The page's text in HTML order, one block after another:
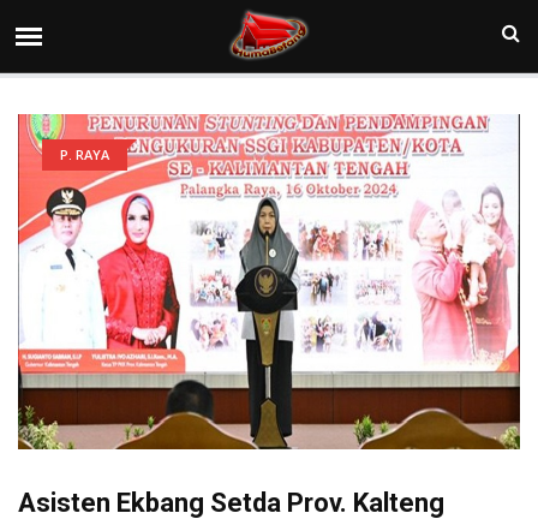
P. RAYA
Asisten Ekbang Setda Prov. Kalteng